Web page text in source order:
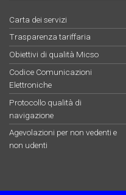
Carta dei servizi
Trasparenza tariffaria
Obiettivi di qualità Micso
Codice Comunicazioni
Elettroniche
Protocollo qualità di
navigazione
Agevolazioni per non vedenti e
non udenti